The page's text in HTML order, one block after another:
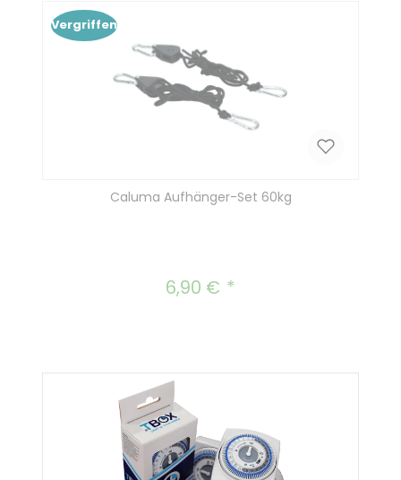
Vergriffen
Caluma Aufhänger-Set 60kg
Regulärer Preis:
6,90 €